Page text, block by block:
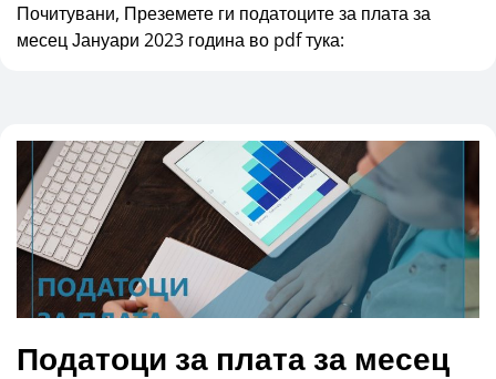
Почитувани, Преземете ги податоците за плата за
месец Јануари 2023 година во pdf тука:
Податоци за плата за месец